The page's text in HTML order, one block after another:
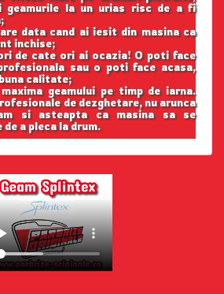
geamurile la un urias risc de a fi
data cand ai iesit din masina ca
inchise;
de cate ori ai ocazia! O poti face
sau o poti face acasa,
calitate;
geamului pe timp de iarna.
de dezghetare, nu arunca
si asteapta ca masina sa se
a pleca la drum.